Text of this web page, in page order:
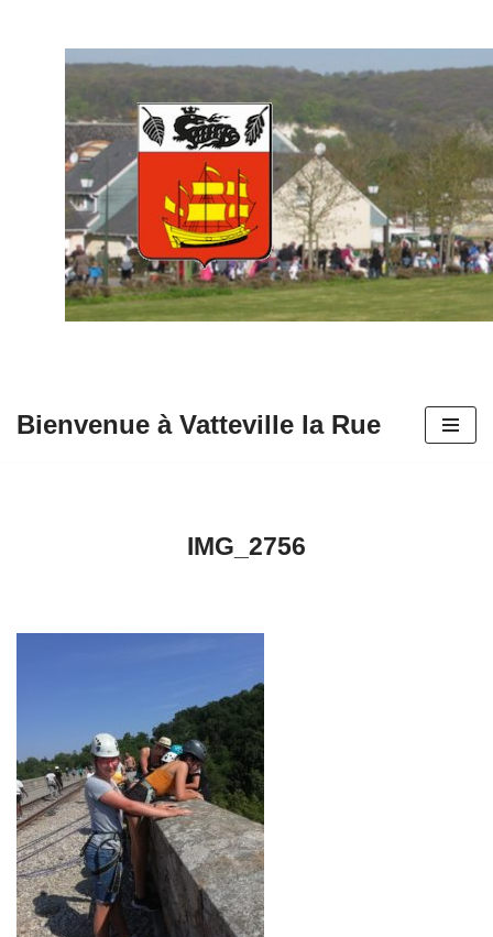
contenu
Bienvenue à Vatteville la Rue
IMG_2756